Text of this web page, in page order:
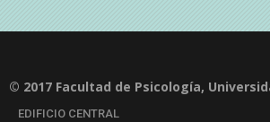
© 2017 Facultad de Psicología,
EDIFICIO CENTRAL